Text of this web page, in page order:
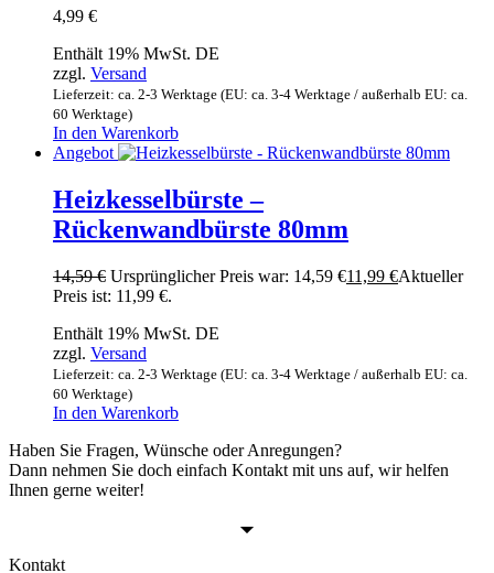
4,99 €
Enthält 19% MwSt. DE
zzgl. Versand
Lieferzeit: ca. 2-3 Werktage (EU: ca. 3-4 Werktage / außerhalb EU: ca.
60 Werktage)
In den Warenkorb
Angebot
Heizkesselbürste –
Rückenwandbürste 80mm
14,59€ Ursprünglicher Preis war: 14,59 €11,99 €Aktueller
Preis ist: 11,99 €.
Enthält 19% MwSt. DE
zzgl. Versand
Lieferzeit: ca. 2-3 Werktage (EU: ca. 3-4 Werktage / außerhalb EU: ca.
60 Werktage)
In den Warenkorb
Haben Sie Fragen, Wünsche oder Anregungen?
Dann nehmen Sie doch einfach Kontakt mit uns auf, wir helfen
Ihnen gerne weiter!
Kontakt